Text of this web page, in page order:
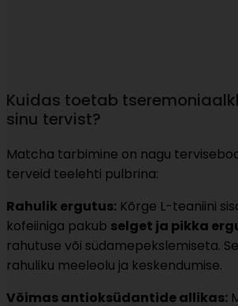
Kuidas toetab
sinu tervist?
Matcha tarbimine on nagu
terveid teelehti pulbrina:
Rahulik ergutus: Kõrge L-teaniini
kofeiiniga pakub selget ja pikka
rahutuse või südamepekslemiseta.
rahuliku meeleolu ja keskendumise.
Võimas antioksüdantide allikas: